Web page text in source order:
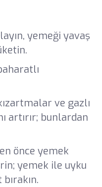
yemeği yavaş
ve gazlı
artırır; bunlardan
önce yemek
yemek ile uyku